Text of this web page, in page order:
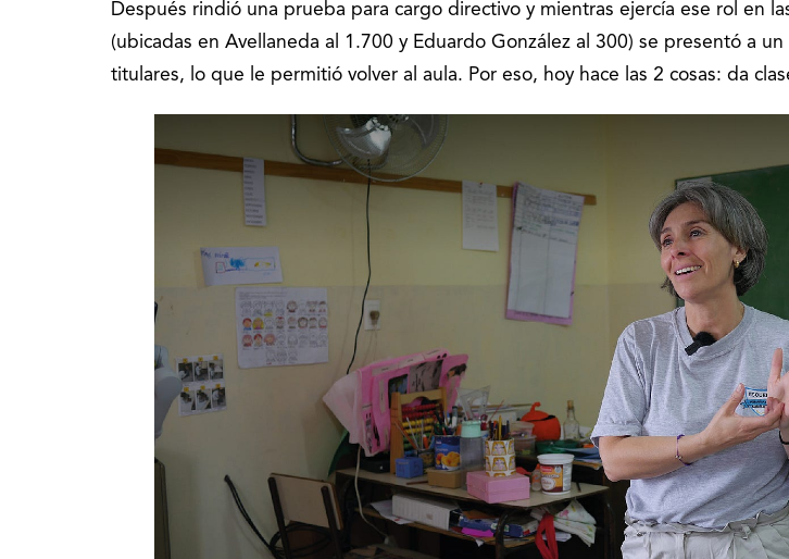
Después rindió una prueba para cargo directivo y mientras ejercía ese rol en
(ubicadas en Avellaneda al 1.700 y Eduardo González al 300) se presentó a
titulares, lo que le permitió volver al aula. Por eso, hoy hace las 2 cosas: da